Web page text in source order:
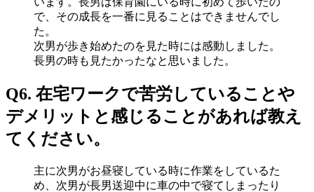
で、その成長を一番に見ることはできませんでし
た。
次男が歩き始めたのを見た時には感動しました。
長男の時も見たかったなと思いました。
Q6. 在宅ワークで苦労していることや
デメリットと感じることがあれば教え
てください。
主に次男がお昼寝している時に作業をしているた
め、次男が長男送迎中に車の中で寝てしまったり